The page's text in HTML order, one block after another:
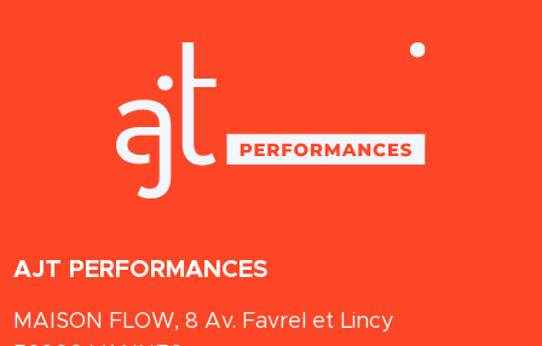
AJT PERFORMANCES
MAISON FLOW, 8 Av. Favrel et Lincy